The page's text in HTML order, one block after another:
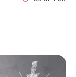
Dátum vydania